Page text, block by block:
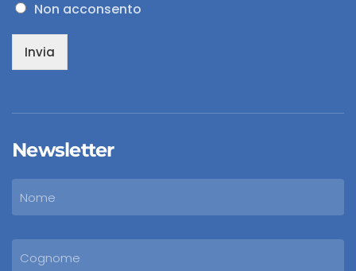
Non acconsento
Invia
Newsletter